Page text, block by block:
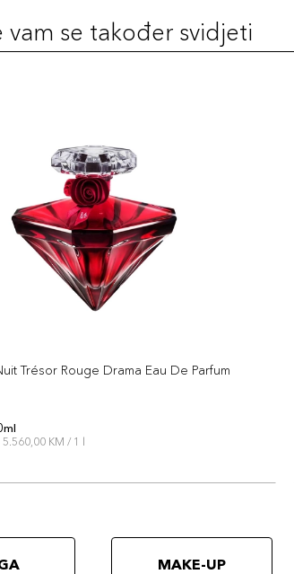
vam se također svidjeti
Trésor Rouge Drama Eau De Parfum
KM / 1 l
MAKE-UP